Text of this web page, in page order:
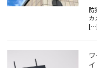
防
カ
[…]